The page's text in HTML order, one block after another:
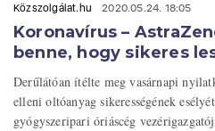
Közszolgálat.hu 2020.05.24. 18:05
Koronavírus –
benne, hogy sikeres
Derűlátóan ítélte meg vasárnapi
elleni oltóanyag sikerességének
gyógyszeripari óriáscég